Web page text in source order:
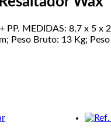
MEDIDAS: 8,7 x 5 x
Peso Bruto: 13 Kg;